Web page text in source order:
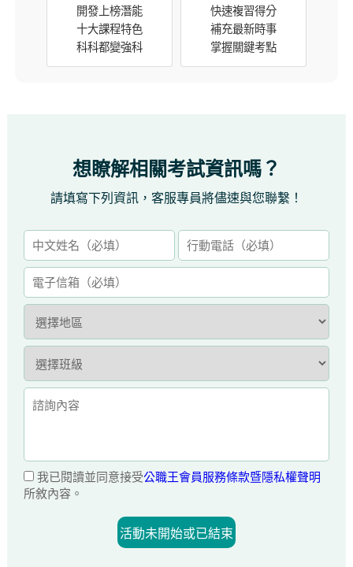
開發上榜潛能
十大課程特色
科科都變強科
快速複習得分
補充最新時事
掌握關鍵考點
想瞭解相關考試資訊嗎？
請填寫下列資訊，客服專員將儘速與您聯繫！
我已閱讀並同意接受公職王會員服務條款暨隱私權聲明
所敘內容。
活動未開始或已結束